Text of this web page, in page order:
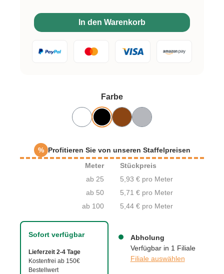
Sofort verfügbar
Lieferzeit 2-4 Tage
Kostenfrei ab 150€
Bestellwert
Abholung
Verfügbar in 1 Filiale
Filiale auswählen
Farbeauswählen
% Profitieren Sie von unseren Staffelpreisen
Meter
Stückpreis
ab 25
5,93 € pro Meter
ab 50
5,71 € pro Meter
ab 100
5,44 € pro Meter
In den Warenkorb